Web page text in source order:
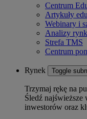
Centrum
Artykuły
Webinary i
Analizy
Strefa TMS
Centrum
Rynek Toggle
Trzymaj rękę na
Śledź najświeższe
inwestorów oraz